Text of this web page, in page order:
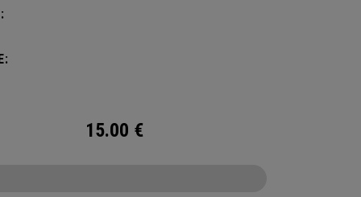
Tasche bietet Platz für bis zu 4 Paddel,
15.00 €